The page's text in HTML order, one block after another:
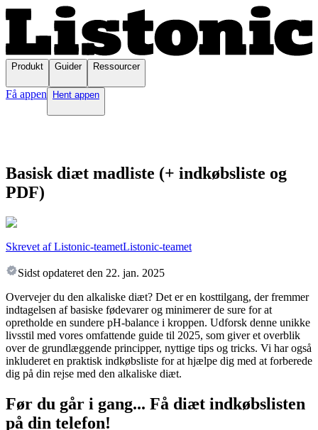
Produkt Guider Ressourcer
Få appen Hent appen
Basisk diæt madliste (+ indkøbsliste og
PDF)
Skrevet af Listonic-teametListonic-teamet
Sidst opdateret den 22. jan. 2025
Overvejer du den alkaliske diæt? Det er en kosttilgang, der fremmer
indtagelsen af basiske fødevarer og minimerer de sure for at
opretholde en sundere pH-balance i kroppen. Udforsk denne unikke
livsstil med vores omfattende guide til 2025, som giver et overblik
over de grundlæggende principper, nyttige tips og tricks. Vi har også
inkluderet en praktisk indkøbsliste for at hjælpe dig med at forberede
dig på din rejse med den alkaliske diæt.
Før du går i gang... Få diæt indkøbslisten
på din telefon!